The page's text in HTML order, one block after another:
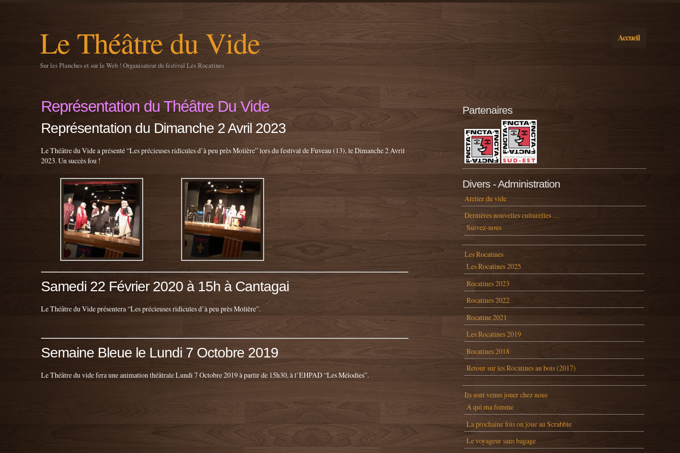
Accueil
Le Théâtre du Vide
Sur les Planches et sur le Web ! Organisateur du festival Les Rocatines
Représentation du Théâtre Du Vide
Représentation du Dimanche 2 Avril 2023
Le Théâtre du Vide a présenté “Les précieuses ridicules d’à peu près Molière” lors du festival de Fuveau (13), le Dimanche 2 Avril
2023. Un succès fou !
Samedi 22 Février 2020 à 15h à Cantagai
Le Théâtre du Vide présentera “Les précieuses ridicules d’à peu près Molière”.
Semaine Bleue le Lundi 7 Octobre 2019
Le Théâtre du vide fera une animation théâtrale Lundi 7 Octobre 2019 à partir de 15h30, à l’EHPAD “Les Mélodies”.
Partenaires
Divers - Administration
Atelier du vide
Dernières nouvelles culturelles …
Suivez-nous
Les Rocatines
Les Rocatines 2025
Rocatines 2023
Rocatines 2022
Rocatine 2021
Les Rocatines 2019
Rocatines 2018
Retour sur les Rocatines au bois (2017)
Ils sont venus jouer chez nous
A qui ma femme
La prochaine fois on joue au Scrabble
Le voyageur sans bagage